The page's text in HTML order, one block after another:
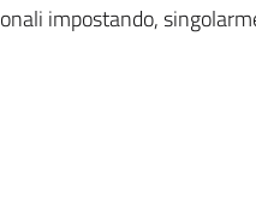
impostando,